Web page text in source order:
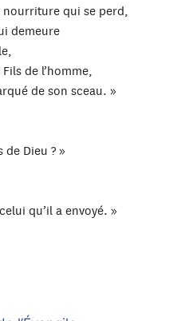
nourriture qui se perd,
demeure
de l’homme,
de son sceau. »
Dieu ? »
qu’il a envoyé. »